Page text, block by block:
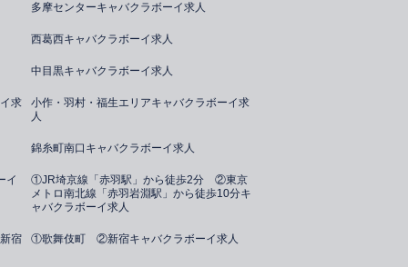
多摩センターキャバクラボーイ求人
西葛西キャバクラボーイ求人
中目黒キャバクラボーイ求人
求
小作・羽村・福生エリアキャバクラボーイ求
人
錦糸町南口キャバクラボーイ求人
イ
①JR埼京線「赤羽駅」から徒歩2分 ②東京
メトロ南北線「赤羽岩淵駅」から徒歩10分キ
ャバクラボーイ求人
宿 ①歌舞伎町 ②新宿キャバクラボーイ求人